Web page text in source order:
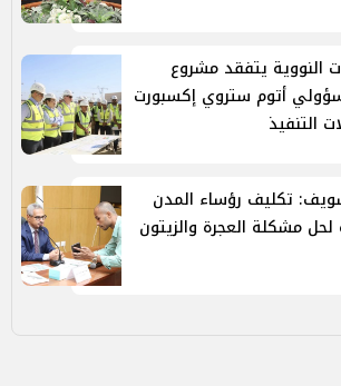
النووية يتفقد مشروع
أتوم ستروي إكسبورت
التنفيذ
تكليف رؤساء المدن
مشكلة العجرة والزيتون